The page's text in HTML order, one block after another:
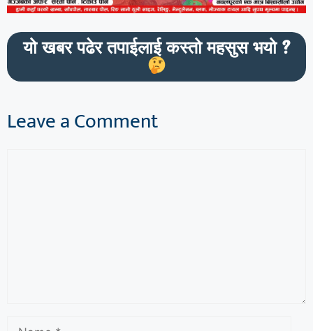
यो खबर पढेर तपाईलाई कस्तो महसुस भयो ?
Leave a Comment